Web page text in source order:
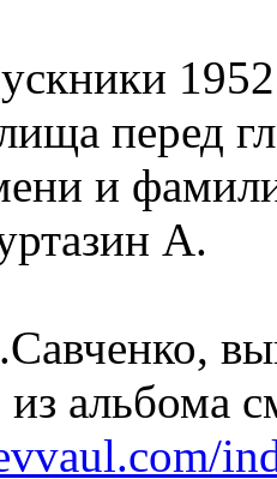
перед
и
А.
альбома